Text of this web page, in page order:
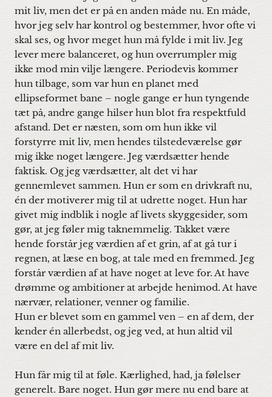
mit liv, men det er på en anden måde nu. En måde,
hvor jeg selv har kontrol og bestemmer, hvor ofte vi
skal ses, og hvor meget hun må fylde i mit liv. Jeg
lever mere balanceret, og hun overrumpler mig
ikke mod min vilje længere. Periodevis kommer
hun tilbage, som var hun en planet med
ellipseformet bane – nogle gange er hun tyngende
tæt på, andre gange hilser hun blot fra respektfuld
afstand. Det er næsten, som om hun ikke vil
forstyrre mit liv, men hendes tilstedeværelse gør
mig ikke noget længere. Jeg værdsætter hende
faktisk. Og jeg værdsætter, alt det vi har
gennemlevet sammen. Hun er som en drivkraft nu,
én der motiverer mig til at udrette noget. Hun har
givet mig indblik i nogle af livets skyggesider, som
gør, at jeg føler mig taknemmelig. Takket være
hende forstår jeg værdien af et grin, af at gå tur i
regnen, at læse en bog, at tale med en fremmed. Jeg
forstår værdien af at have noget at leve for. At have
drømme og ambitioner at arbejde henimod. At have
nærvær, relationer, venner og familie.
Hun er blevet som en gammel ven – en af dem, der
kender én allerbedst, og jeg ved, at hun altid vil
være en del af mit liv.
Hun får mig til at føle. Kærlighed, had, ja følelser
generelt. Bare noget. Hun gør mere nu end bare at